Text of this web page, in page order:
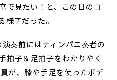
で見たい！と、この日のコ
様子だった。
演奏前にはティンパニ奏者の
拍子＆足拍子をわかりやく
が、膝や手足を使ったボデ